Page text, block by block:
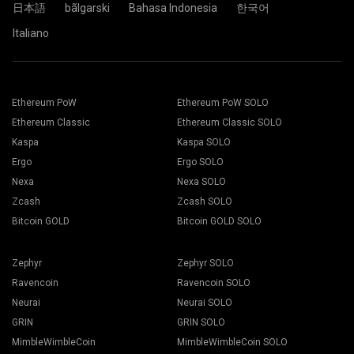
butonuna basın.
basın.
Açılır listeden Cüzdanınızı, Coin'inizi ve Madencinizi seçin.
Madenciliği başlatmak için Tümüne uygula butonuna basın.
2Miners madencilik havuzunu seçin. Açılır pencere
日本語
bãlgarski Bahasa Indonesia
한국어
Italiano
Ethereum PoW
Ethereum Classic
Kaspa
Ergo
Nexa
Zcash
Bitcoin GOLD
Ethereum PoW SOLO
Ethereum Classic SOLO
Kaspa SOLO
Ergo SOLO
Nexa SOLO
Zcash SOLO
Bitcoin GOLD SOLO
Zephyr
Ravencoin
Neurai
GRIN
MimbleWimbleCoin
Zephyr SOLO
Ravencoin SOLO
Neurai SOLO
GRIN SOLO
MimbleWimbleCoin SOLO